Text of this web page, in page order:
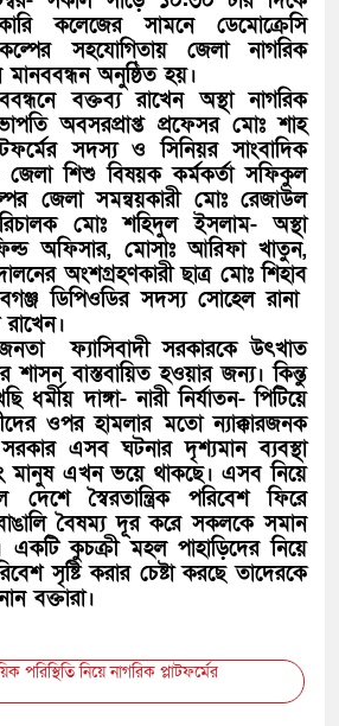
কলেজের সামনে ডেমোক্রেসি
সহযোগিতায় জেলা নাগরিক
অনুষ্ঠিত হয়।
বক্তব্য রাখেন অস্থা নাগরিক
অবসরপ্রাপ্ত প্রফেসর মোঃ শাহ
সদস্য ও সিনিয়র সাংবাদিক
শিশু বিষয়ক কর্মকর্তা সফিকুল
জেলা সমন্বয়কারী মোঃ রেজাউল
মোঃ শহিদুল ইসলাম- অস্থা
অফিসার, মোসাঃ আরিফা খাতুন,
অংশগ্রহণকারী ছাত্র মোঃ শিহাব
ডিপিওডির সদস্য সোহেল রানা
ফ্যাসিবাদী সরকারকে উৎখাত
বাস্তবায়িত হওয়ার জন্য। কিন্তু
ধর্মীয় দাঙ্গা- নারী নির্যাতন- পিটিয়ে
ওপর হামলার মতো ন্যাক্কারজনক
এসব ঘটনার দৃশ্যমান ব্যবস্থা
মানুষ এখন ভয়ে থাকছে। এসব নিয়ে
স্বৈরতান্ত্রিক পরিবেশ ফিরে
বৈষম্য দূর করে সকলকে সমান
একটি কুচক্রী মহল পাহাড়িদের নিয়ে
সৃষ্টি করার চেষ্টা করছে তাদেরকে
বক্তারা।
পরিস্থিতি নিয়ে নাগরিক প্লাটফর্মের